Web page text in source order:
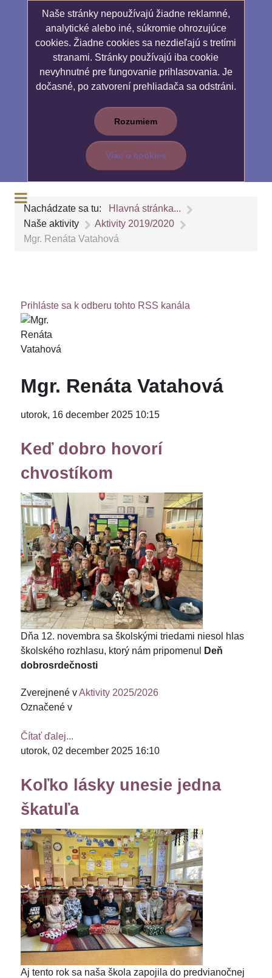
Naše stránky nepoužívajú žiadne reklamné,
analytické alebo iné, súkromie ohrozujúce
cookies. Žiadne cookies sa nezdieľajú s tretími
stranami. Stránky používajú iba cookie
nevyhnutné pre fungovanie prihlasovania. Je
dočasné, po zatvorení prehliadača sa odstráni.
Rozumiem
Viac o cookies
Nachádzate sa tu:
Hlavná stránka...
Naše aktivity
Aktivity 2019/2020
Mgr. Renáta Vatahová
Prihláste sa k odberu tohto RSS kanála
Mgr. Renáta Vatahová
utorok, 16 december 2025 10:15
Keď dobro hovorí
chvostíkom
Dňa 12. novembra sa školskými triedami niesol hlas
školského rozhlasu, ktorý nám pripomenul
Deň
dobrosrdečnosti
Zverejnené vAktivity 2025/2026
Označené v
Čítať ďalej...
utorok, 02 december 2025 16:10
Koľko lásky unesie jedna
škatuľa
Aj tento rok sa naša škola zapojila do predvianočnej